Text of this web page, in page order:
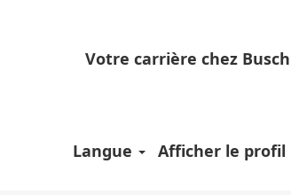
Votre carrière chez
Langue Afficher le profil
correspondant à «